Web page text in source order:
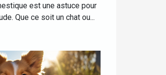
est une astuce pour
Que ce soit un chat ou...